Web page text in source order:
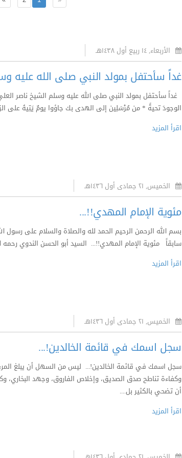
الأربعاء, ١٤ ربيع أول ١٤٣٨هـ
غداً سأحتفل بمولد النبي صلى الله عليه
غداً سأحتفل بمولد النبي صلى الله عليه وسلم الشيخ ناصر
الوجودَ تحيةً * من مُرْسَلِين إلى الهدى بك جاؤوا يومٌ يَتِيهُ على
اقرأ المزيد
الخميس, ٢١ جمادى أول ١٤٣٦هـ
مئوية الإمام المهدي!!...
بسم الله الرحمن الرحيم الحمد لله والصلاة والسلام على رسول
سابقاً مئوية الإمام المهدي!!... السيد أبو الحسن الندوي
اقرأ المزيد
الخميس, ٢١ جمادى أول ١٤٣٦هـ
سجل اسمك في قائمة الخالدين!...
سجل اسمك في قائمة الخالدين!... ليس من السهل أن يبلغ
وكفاءة تناطح صدق الصديق، وإخلاص الفاروق، وجهد البخاري،
أن تضحي بالكثير بل....
اقرأ المزيد